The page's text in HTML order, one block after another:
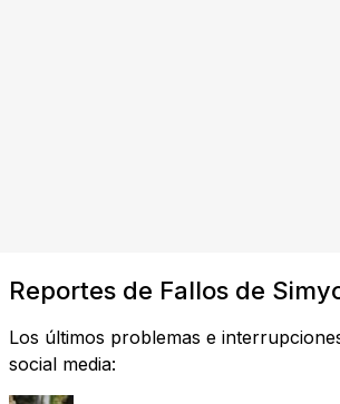
Reportes de Fallos de
Los últimos problemas e
social media: